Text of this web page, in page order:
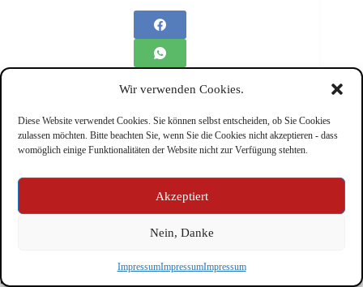
Wir verwenden Cookies.
Diese Website verwendet Cookies. Sie können selbst entscheiden, ob Sie Cookies
zulassen möchten. Bitte beachten Sie, wenn Sie die Cookies nicht akzeptieren - dass
womöglich einige Funktionalitäten der Website nicht zur Verfügung stehten.
Akzeptiert
Nein, Danke
ImpressumImpressumImpressum
Copyright © Feuerwehr Kirchbichl 2026 - WordPress Theme
by